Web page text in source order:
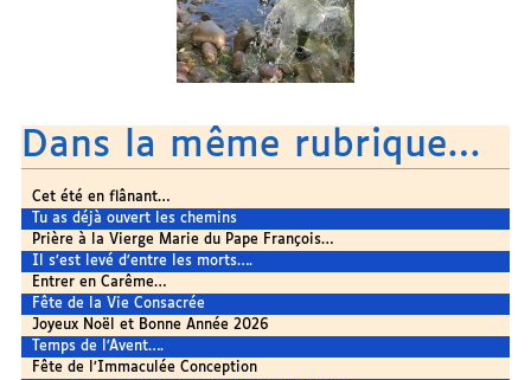
Dans la même rubrique…
Cet été en flânant…
Tu as déjà ouvert les chemins
Prière à la Vierge Marie du Pape François…
Il s’est levé d’entre les morts….
Entrer en Carême…
Fête de la Vie Consacrée
Joyeux Noël et Bonne Année 2026
Temps de l’Avent….
Fête de l’Immaculée Conception